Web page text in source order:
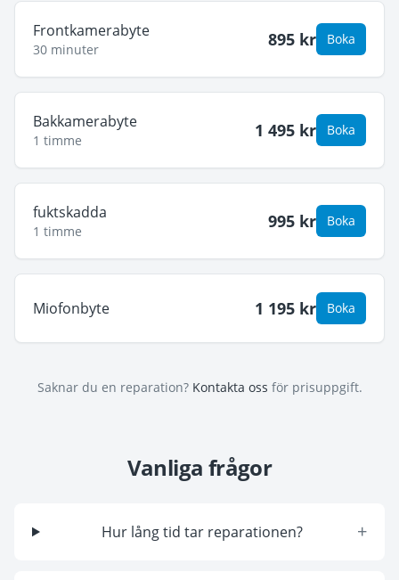
Frontkamerabyte
30 minuter 895 kr Boka
Bakkamerabyte
1 timme 1 495 kr Boka
fuktskadda
1 timme 995 kr Boka
Miofonbyte 1 195 kr Boka
Saknar du en reparation? Kontakta oss för prisuppgift.
Vanliga frågor
Hur lång tid tar reparationen? +